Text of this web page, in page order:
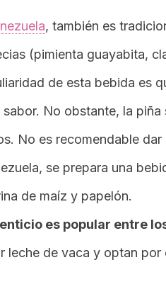
, también es
(pimienta guayabita,
de esta bebida es
No obstante, la piña
No es recomendable dar
se prepara una
de maíz y papelón.
es popular entre
leche de vaca y optan por